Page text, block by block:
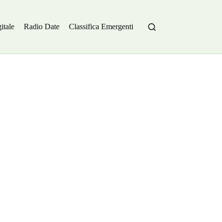
Radio Date Classifica Emergenti